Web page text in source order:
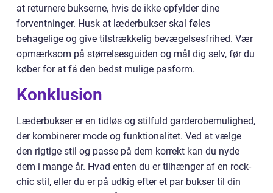
at returnere bukserne, hvis de ikke opfylder dine
forventninger. Husk at læderbukser skal føles
behagelige og give tilstrækkelig bevægelsesfrihed. Vær
opmærksom på størrelsesguiden og mål dig selv, før du
køber for at få den bedst mulige pasform.
Konklusion
Læderbukser er en tidløs og stilfuld garderobemulighed,
der kombinerer mode og funktionalitet. Ved at vælge
den rigtige stil og passe på dem korrekt kan du nyde
dem i mange år. Hvad enten du er tilhænger af en rock-
chic stil, eller du er på udkig efter et par bukser til din